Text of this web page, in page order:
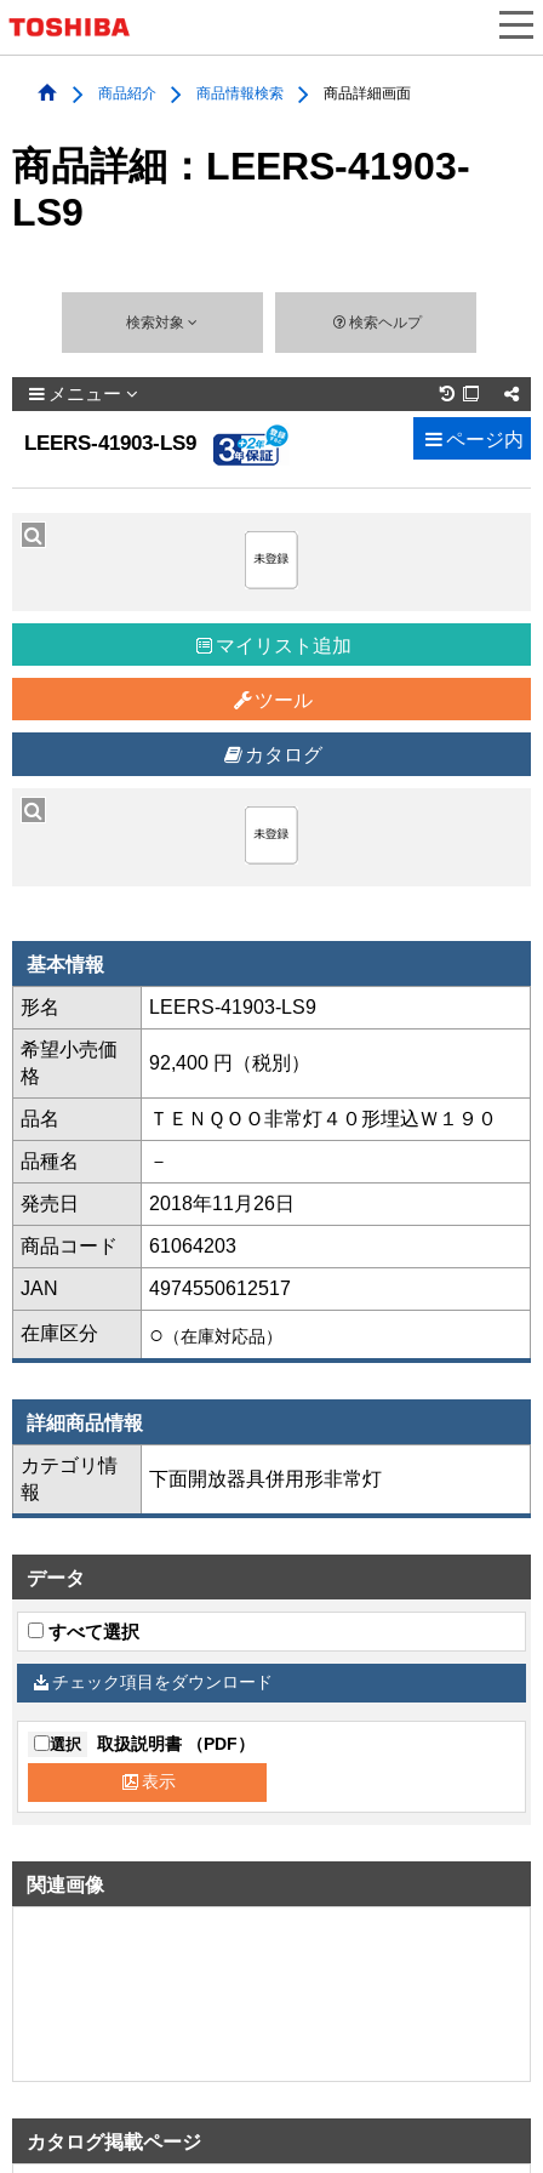
商品紹介 商品情報検索 商品詳細画面
商品詳細：LEERS-41903-
LS9
検索対象 検索ヘルプ
メニュー 
LEERS-41903-LS9 ページ内
マイリスト追加
ツール
カタログ
基本情報
形名 LEERS-41903-LS9
希望小売価
格
92,400 円（税別）
品名 ＴＥＮＱＯＯ非常灯４０形埋込Ｗ１９０
品種名 －
発売日 2018年11月26日
商品コード 61064203
JAN 4974550612517
在庫区分 ○ （在庫対応品）
詳細商品情報
カテゴリ情
報
下面開放器具併用形非常灯
データ
すべて選択
チェック項目をダウンロード
選択 取扱説明書 （PDF）
表示
関連画像
カタログ掲載ページ